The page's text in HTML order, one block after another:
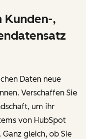
Kunden-,
Daten neue
Verschaffen Sie
um ihr
von HubSpot
gleich, ob Sie